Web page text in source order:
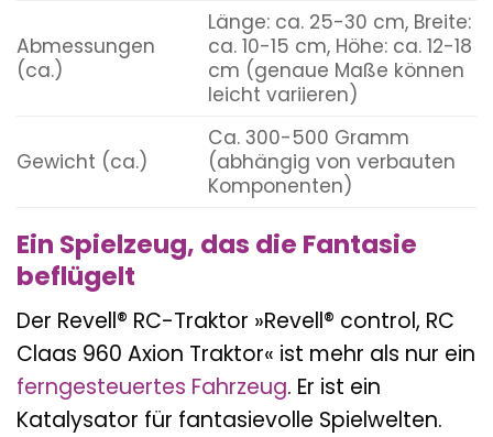
Abmessungen
(ca.)
Länge: ca. 25-30 cm, Breite:
ca. 10-15 cm, Höhe: ca. 12-18
cm (genaue Maße können
leicht variieren)
Gewicht (ca.)
Ca. 300-500 Gramm
(abhängig von verbauten
Komponenten)
Ein Spielzeug, das die Fantasie
beflügelt
Der Revell® RC-Traktor »Revell® control, RC
Claas 960 Axion Traktor« ist mehr als nur ein
ferngesteuertes Fahrzeug. Er ist ein
Katalysator für fantasievolle Spielwelten.